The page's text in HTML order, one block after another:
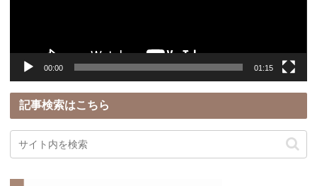
00:00 01:15
記事検索はこちら